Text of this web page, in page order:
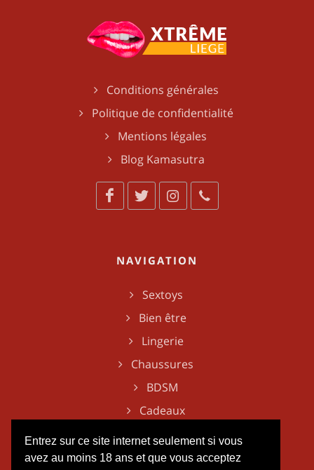
Entrez sur ce site internet seulement si vous
avez au moins 18 ans et que vous acceptez
Conditions générales
Politique de confidentialité
Mentions légales
Blog Kamasutra
NAVIGATION
Sextoys
Bien être
Lingerie
Chaussures
BDSM
Cadeaux